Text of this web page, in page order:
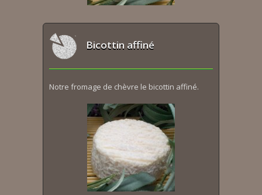
Bicottin affiné
Notre fromage de chèvre le bicottin affiné.